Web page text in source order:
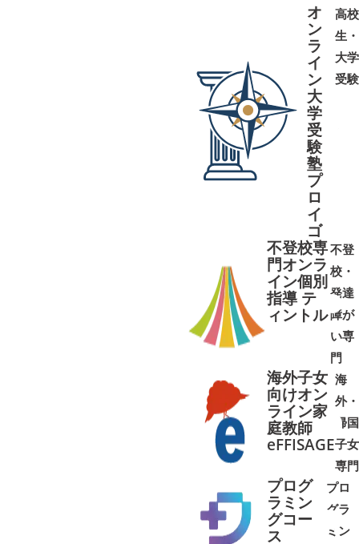
オ
ン
ラ
イ
ン
大
学
受
験
塾
プ
ロ
イ
ゴ
高校
生・
大学
受験
不登校専
門オンラ
イン個別
指導 テ
ィントル
不登
校・
発達
障が
い専
門
➜➜
海外子女
向けオン
ライン家
庭教師
eFFISAGE
海
外・
帰国
子女
専門
➜➜
プログ
ラミン
グコー
ス
プロ
グラ
ミン
➜➜